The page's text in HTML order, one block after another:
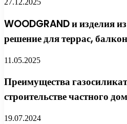
27.12.2025
WOODGRAND и изделия
решение для террас,
11.05.2025
Преимущества
строительстве частного
19.07.2024